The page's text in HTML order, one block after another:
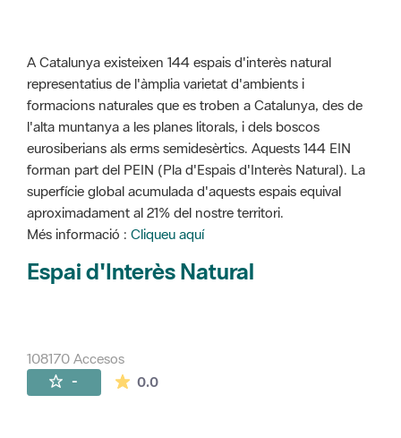
A Catalunya existeixen 144 espais d'interès natural
representatius de l'àmplia varietat d'ambients i
formacions naturales que es troben a Catalunya, des de
l'alta muntanya a les planes litorals, i dels boscos
eurosiberians als erms semidesèrtics. Aquests 144 EIN
forman part del PEIN (Pla d'Espais d'Interès Natural). La
superfície global acumulada d'aquests espais equival
aproximadament al 21% del nostre territori.
Més informació : Cliqueu aquí
Espai d'Interès Natural
108170 Accesos
- 0.0La valoración media es de 0 estrellas de